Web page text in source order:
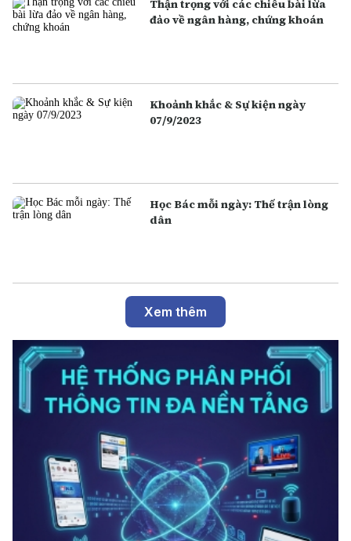
Thận trọng với các chiêu bài lừa
đảo về ngân hàng, chứng khoán
Khoảnh khắc & Sự kiện ngày
07/9/2023
Học Bác mỗi ngày: Thế trận lòng
dân
Xem thêm